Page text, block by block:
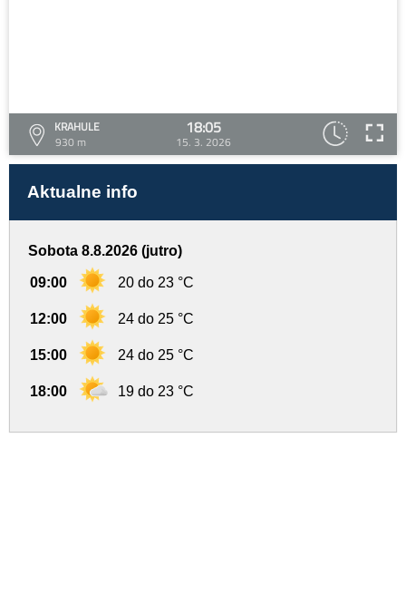
KRAHULE
930 m
18:05
15. 3. 2026
Aktualne info
Sobota 8.8.2026 (jutro)
09:00 20 do 23 °C
12:00 24 do 25 °C
15:00 24 do 25 °C
18:00 19 do 23 °C